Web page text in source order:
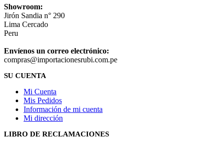
Showroom:
Jirón Sandia n° 290
Lima Cercado
Peru
Envíenos un correo electrónico:
compras@importacionesrubi.com.pe
SU CUENTA
Mi Cuenta
Mis Pedidos
Información de mi cuenta
Mi dirección
LIBRO DE RECLAMACIONES